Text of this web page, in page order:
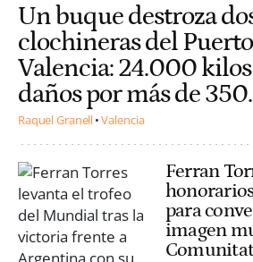
Un buque destroza
clochineras del
Valencia: 24.000
daños por más de
Raquel Granell Valencia
Ferran
para
imagen